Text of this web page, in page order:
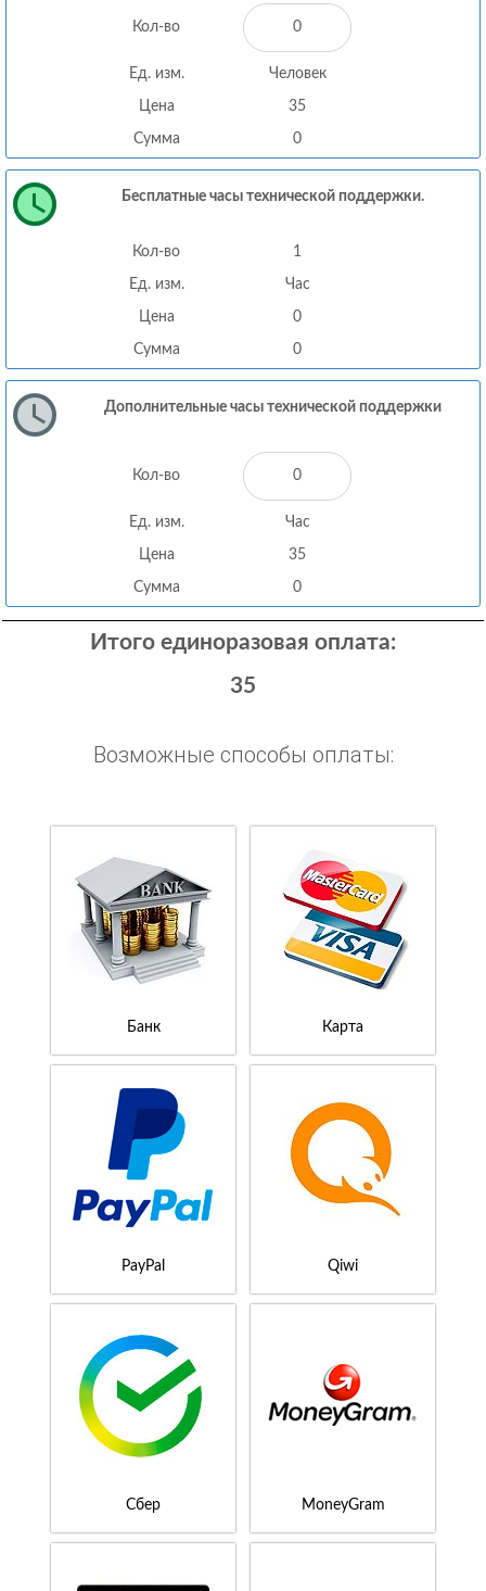
Кол-во
Ед. изм. Человек
Цена 35
Сумма 0
Бесплатные часы технической поддержки.
Кол-во 1
Ед. изм. Час
Цена 0
Сумма 0
Дополнительные часы технической поддержки
Кол-во
Ед. изм. Час
Цена 35
Сумма 0
Итого единоразовая оплата:
35
Возможные способы оплаты:
Банк Карта
PayPal Qiwi
Сбер MoneyGram